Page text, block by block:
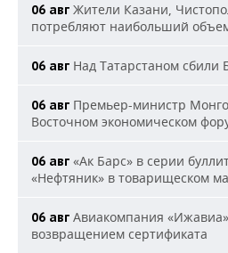
06 авг Жители Казани,
потребляют наибольший
06 авг Над Татарстаном сбили
06 авг Премьер-министр
Восточном экономическом
06 авг «Ак Барс» в серии
«Нефтяник» в товарищеском
06 авг Авиакомпания
возвращением сертификата